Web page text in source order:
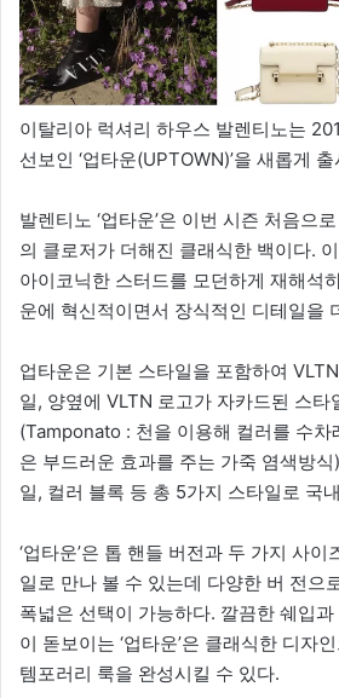
이탈리아 럭셔리 하우스 발렌티노는
선보인 ‘업타운(UPTOWN)’을 새롭게
발렌티노 ‘업타운’은 이번 시즌 처음으
의 클로저가 더해진 클래식한 백이다.
아이코닉한 스터드를 모던하게 재해석
운에 혁신적이면서 장식적인 디테일을
업타운은 기본 스타일을 포함하여
일, 양옆에 VLTN 로고가 자카드된 스타
(Tamponato : 천을 이용해 컬러를 수차
은 부드러운 효과를 주는 가죽 염색방
일, 컬러 블록 등 총 5가지 스타일로 국
‘업타운’은 톱 핸들 버전과 두 가지 사
일로 만나 볼 수 있는데 다양한 버 전으
폭넓은 선택이 가능하다. 깔끔한 쉐입
이 돋보이는 ‘업타운’은 클래식한 디자
템포러리 룩을 완성시킬 수 있다.